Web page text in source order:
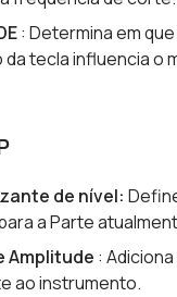
: Determina em
tecla influencia o
de nível:
a Parte
Amplitude :
ao instrumento.